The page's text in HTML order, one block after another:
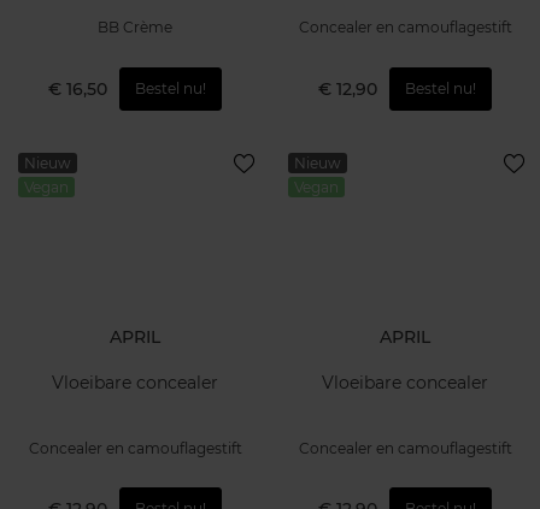
BB Crème
€ 16,50 Bestel nu!
Concealer en camouflagestift
€ 12,90 Bestel nu!
Nieuw
Vegan
APRIL
Vloeibare concealer
Concealer en camouflagestift
Nieuw
Vegan
APRIL
Vloeibare concealer
Concealer en camouflagestift